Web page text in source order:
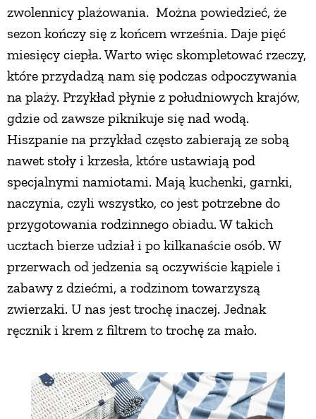
zwolennicy plażowania. Można powiedzieć, że
sezon kończy się z końcem września. Daje pięć
miesięcy ciepła. Warto więc skompletować rzeczy,
które przydadzą nam się podczas odpoczywania
na plaży. Przykład płynie z południowych krajów,
gdzie od zawsze piknikuje się nad wodą.
Hiszpanie na przykład często zabierają ze sobą
nawet stoły i krzesła, które ustawiają pod
specjalnymi namiotami. Mają kuchenki, garnki,
naczynia, czyli wszystko, co jest potrzebne do
przygotowania rodzinnego obiadu. W takich
ucztach bierze udział i po kilkanaście osób. W
przerwach od jedzenia są oczywiście kąpiele i
zabawy z dziećmi, a rodzinom towarzyszą
zwierzaki. U nas jest trochę inaczej. Jednak
ręcznik i krem z filtrem to trochę za mało.
PRZETWORY
INNE